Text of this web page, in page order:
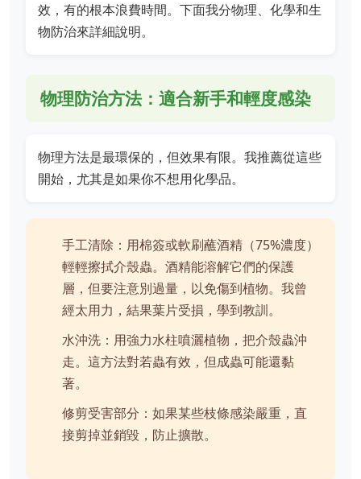
效，有的根本浪費時間。下面我分物理、化學和生
物防治來詳細說明。
物理防治方法：適合新手和輕度感染
物理方法是最環保的，但效果有限。我推薦從這些
開始，尤其是如果你不想用化學品。
手工清除：用棉簽或軟刷蘸酒精（75%濃度）
輕輕擦拭介殼蟲。酒精能溶解它們的保護
層，但要注意別過量，以免傷到植物。我曾
經太用力，結果葉片受損，學到教訓。
水沖洗：用強力水柱噴灑植物，把介殼蟲沖
走。這方法對若蟲有效，但成蟲可能還黏
著。
修剪受害部分：如果某些枝條感染嚴重，直
接剪掉並銷毀，防止擴散。